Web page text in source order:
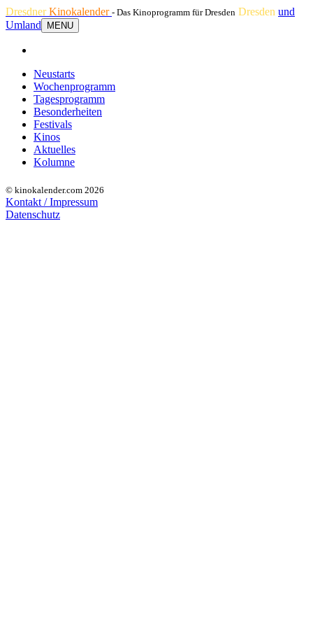
DresdnerKinokalender - Das Kinoprogramm für Dresden Dresden und
Umland
MENU
Neustarts
Wochenprogramm
Tagesprogramm
Besonderheiten
Festivals
Kinos
Aktuelles
Kolumne
© kinokalender.com 2026
Kontakt / Impressum
Datenschutz